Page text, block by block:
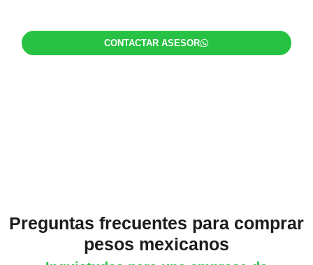
CONTACTAR ASESOR
Preguntas frecuentes para comprar
pesos mexicanos